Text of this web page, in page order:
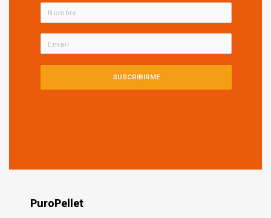
SUSCRIBIRME
PuroPellet